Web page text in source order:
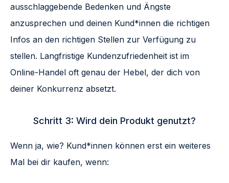
ausschlaggebende Bedenken und Ängste
anzusprechen und deinen Kund*innen die richtigen
Infos an den richtigen Stellen zur Verfügung zu
stellen. Langfristige Kundenzufriedenheit ist im
Online-Handel oft genau der Hebel, der dich von
deiner Konkurrenz absetzt.
Schritt 3: Wird dein Produkt genutzt?
Wenn ja, wie? Kund*innen können erst ein weiteres
Mal bei dir kaufen, wenn: